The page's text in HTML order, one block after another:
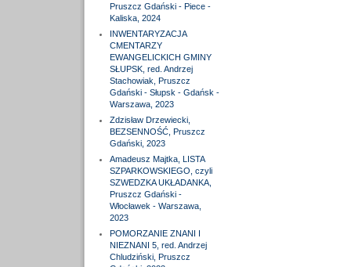
Pruszcz Gdański - Piece -
Kaliska, 2024
INWENTARYZACJA
CMENTARZY
EWANGELICKICH GMINY
SŁUPSK, red. Andrzej
Stachowiak, Pruszcz
Gdański - Słupsk - Gdańsk -
Warszawa, 2023
Zdzisław Drzewiecki,
BEZSENNOŚĆ, Pruszcz
Gdański, 2023
Amadeusz Majtka, LISTA
SZPARKOWSKIEGO, czyli
SZWEDZKA UKŁADANKA,
Pruszcz Gdański -
Włocławek - Warszawa,
2023
POMORZANIE ZNANI I
NIEZNANI 5, red. Andrzej
Chludziński, Pruszcz